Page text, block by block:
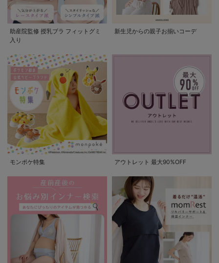
助産院監修 授乳ブラ フィットグミ
入り
新生児からの親子お揃いコーデ
モンポケ特集 アウトレット 最大90%OFF